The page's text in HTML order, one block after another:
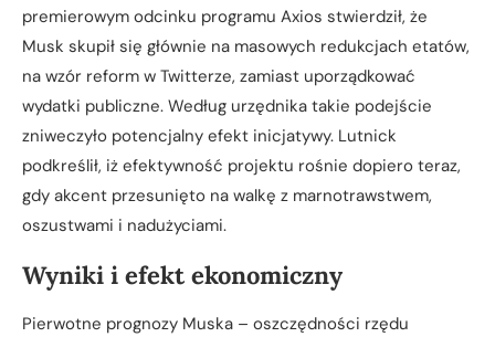
premierowym odcinku programu Axios stwierdził, że
Musk skupił się głównie na masowych redukcjach etatów,
na wzór reform w Twitterze, zamiast uporządkować
wydatki publiczne. Według urzędnika takie podejście
zniweczyło potencjalny efekt inicjatywy. Lutnick
podkreślił, iż efektywność projektu rośnie dopiero teraz,
gdy akcent przesunięto na walkę z marnotrawstwem,
oszustwami i nadużyciami.
Wyniki i efekt ekonomiczny
Pierwotne prognozy Muska – oszczędności rzędu